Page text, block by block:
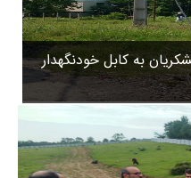
ای
دیلمان
به کابل خودنگهدار